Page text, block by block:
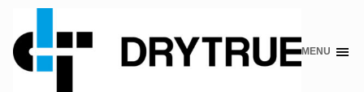
Skip
MENU